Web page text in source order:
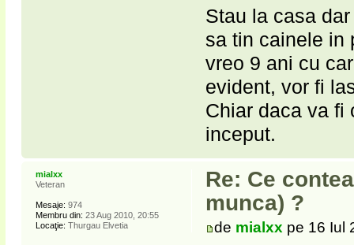
Stau la casa
sa tin cainele in
vreo 9 ani cu
evident, vor fi
Chiar daca va fi
inceput.
Re: Ce
munca) ?
de mialxx pe 16 Iul
mialxx
Veteran
Mesaje: 974
Membru din: 23 Aug 2010, 20:55
Locaţie: Thurgau Elvetia